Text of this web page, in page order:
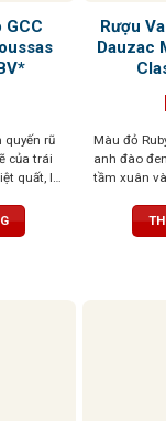
GCC
quyến rũ
của trái
quất, lý
cấu
hậu
Rượu
Dauzac
Màu đỏ
anh đào
tầm xuân
và cay đặc
mùi thuốc